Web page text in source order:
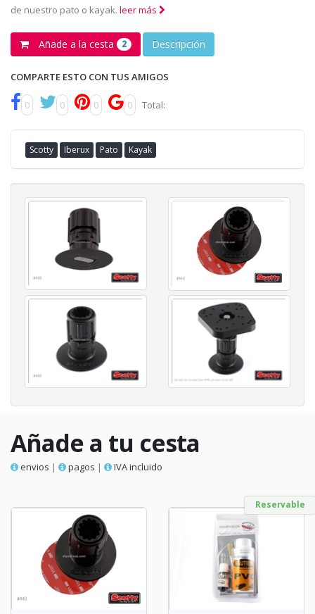
de nuestro pato o kayak. leer más
Añade a la cesta 2 Descripción
COMPARTE ESTO CON TUS AMIGOS
0 0 0 0 Total:
Scotty Iberux Pato Kayak
Añade a tu cesta
envios | pagos | IVA incluido
Reservable